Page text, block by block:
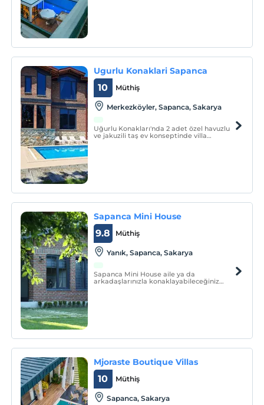
Ugurlu Konaklari Sapanca
Müthiş
10
Merkezköyler, Sapanca, Sakarya
Uğurlu Konakları'nda 2 adet özel havuzlu
ve jakuzili taş ev konseptinde villa
Sapanca Mini House
Müthiş
9.8
Yanık, Sapanca, Sakarya
Sapanca Mini House aile ya da
arkadaşlarınızla konaklayabileceğiniz
Mjoraste Boutique Villas
Müthiş
10
Sapanca, Sakarya